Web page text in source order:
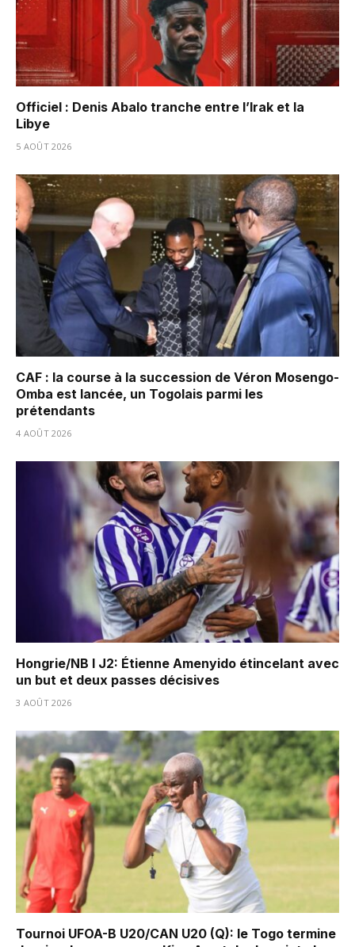
Officiel : Denis Abalo tranche entre l’Irak et la
Libye
5 AOÛT 2026
CAF : la course à la succession de Véron Mosengo-
Omba est lancée, un Togolais parmi les
prétendants
4 AOÛT 2026
Hongrie/NB I J2: Étienne Amenyido étincelant avec
un but et deux passes décisives
3 AOÛT 2026
Tournoi UFOA-B U20/CAN U20 (Q): le Togo termine